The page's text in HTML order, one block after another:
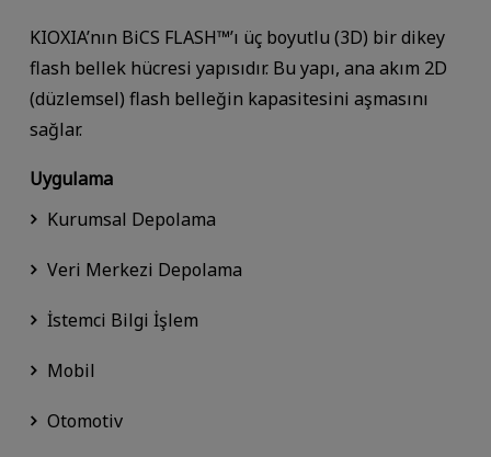
KIOXIA’nın BiCS FLASH™’ı üç boyutlu (3D) bir dikey
flash bellek hücresi yapısıdır. Bu yapı, ana akım 2D
(düzlemsel) flash belleğin kapasitesini aşmasını
sağlar.
Uygulama
Kurumsal Depolama
Veri Merkezi Depolama
İstemci Bilgi İşlem
Mobil
Otomotiv